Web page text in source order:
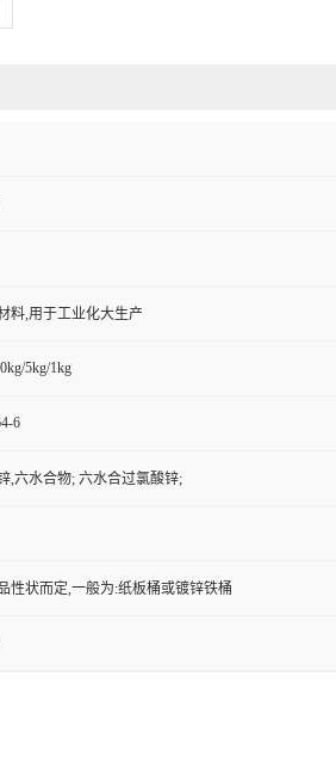
料,用于工业化大生产
5kg/1kg
6
,六水合物; 六水合过氯酸锌;
性状而定,一般为:纸板桶或镀锌铁桶